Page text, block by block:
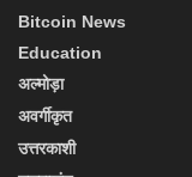
Bitcoin News
Education
अल्मोड़ा
अवर्गीकृत
उत्तरकाशी